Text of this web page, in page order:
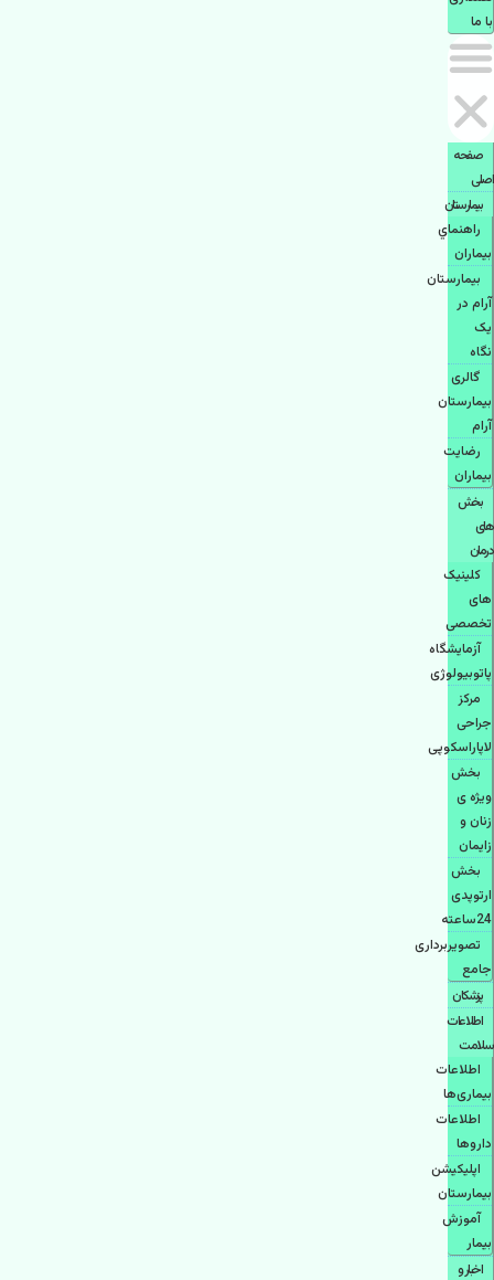
با ما
صفحه
اصلی
بيمارستان
راهنماي
بیماران
بیمارستان
آرام در
یک
نگاه
گالری
بیمارستان
آرام
رضایت
بیماران
بخش
های
درمان
کلینیک
های
تخصصی
آزمایشگاه
پاتوبیولوژی
مرکز
جراحی
لاپاراسکوپی
بخش
ویژه ی
زنان و
زایمان
بخش
ارتوپدی
24ساعته
تصویربرداری
جامع
پزشكان
اطلاعات
سلامت
اطلاعات
بیماری‌ها
اطلاعات
دارو‌ها
اپليكيشن
بيمارستان
آموزش
بیمار
اخبار و